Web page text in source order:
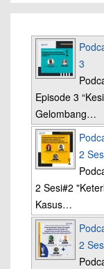
3
Episode 3
Gelombang…
2
2 Sesi#2
Kasus…
2